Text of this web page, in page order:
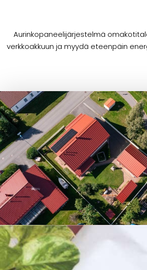
Aurinkopaneelijärjestelmä
verkkoakkuun ja myydä eteenpäin